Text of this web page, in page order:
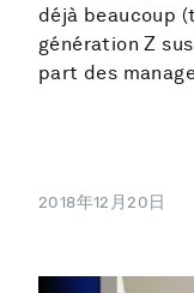
déjà beaucoup
génération Z
part des
2018年12月20日